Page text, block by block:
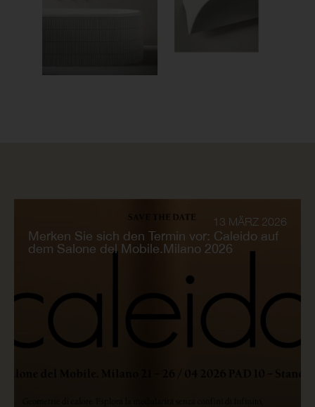
13 MÄRZ 2026
Merken Sie sich den Termin vor: Caleido auf
dem Salone del Mobile.Milano 2026